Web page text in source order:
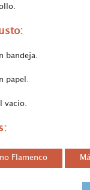
:
:
Flamenco